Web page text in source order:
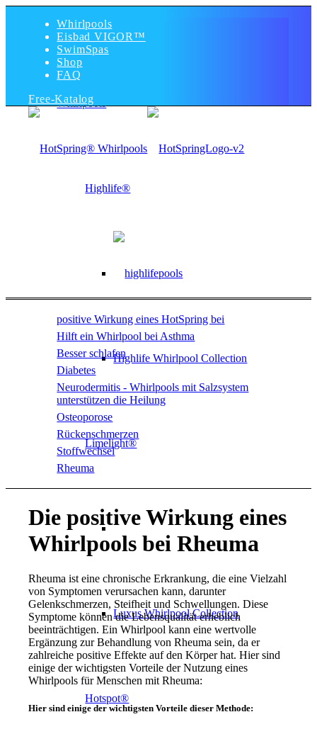
Whirlpools
Eisbad VIGOR™
SwimSpas
Shop
FAQ
Free-Katalog
Whirlpools
Highlife®
Highlife Whirlpool Collection
Limelight®
Luxus Whirlpool Collection
Hotspot®
positive Wirkung eines HotSpring bei
Hilft ein Whirlpool bei Asthma
Besser schlafen
Diabetes
Neurodermitis - Whirlpools mit Salzsystem
unterstützen die Heilung
Osteoporose
Rückenschmerzen
Stoffwechsel
Rheuma
Die positive Wirkung eines
Whirlpools bei Rheuma
Rheuma ist eine chronische Erkrankung, die eine Vielzahl
von Symptomen verursachen kann, darunter
Gelenkschmerzen, Steifheit und Schwellungen. Diese
Symptome können die Lebensqualität erheblich
beeinträchtigen. Ein Whirlpool kann eine wertvolle
Ergänzung zur Behandlung von Rheuma sein, da er
zahlreiche positive Effekte auf den Körper hat. Hier sind
einige der wichtigsten Vorteile der Nutzung eines
Whirlpools für Menschen mit Rheuma:
Hier sind einige der wichtigsten Vorteile dieser Methode: